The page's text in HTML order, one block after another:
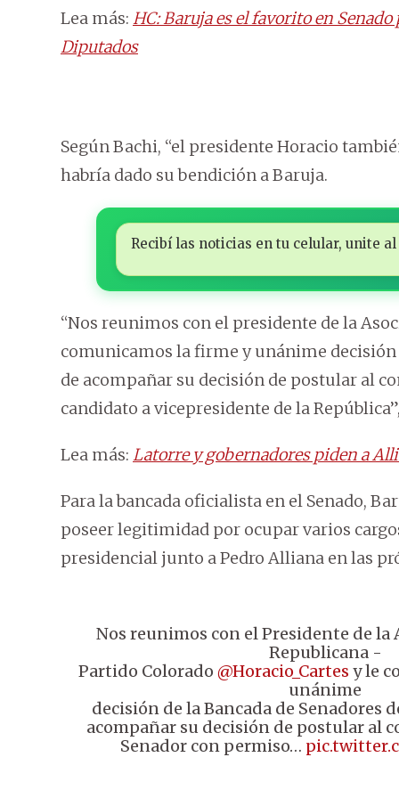
Lea más: HC: Baruja es el favorito en
Diputados
Según Bachi, “el presidente Horacio
habría dado su bendición a Baruja.
Recibí las noticias en tu celular, unite
“Nos reunimos con el presidente de la
comunicamos la firme y unánime decisión
de acompañar su decisión de postular al
candidato a vicepresidente de la
Lea más: Latorre y gobernadores piden a
Para la bancada oficialista en el Senado,
poseer legitimidad por ocupar varios
presidencial junto a Pedro Alliana en las
Nos reunimos con el Presidente de la
Republicana -
Partido Colorado @Horacio_Cartes y le
unánime
decisión de la Bancada de Senadores
acompañar su decisión de postular al
Senador con permiso…